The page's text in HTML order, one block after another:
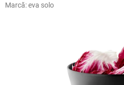
Marcă:eva solo